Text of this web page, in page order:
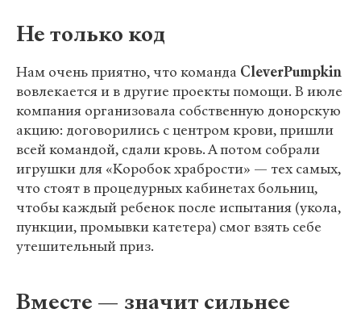
Не только код
Нам очень приятно, что команда CleverPumpkin
вовлекается и в другие проекты помощи. В июле
компания организовала собственную донорскую
акцию: договорились с центром крови, пришли
всей командой, сдали кровь. А потом собрали
игрушки для «Коробок храбрости» — тех самых,
что стоят в процедурных кабинетах больниц,
чтобы каждый ребенок после испытания (укола,
пункции, промывки катетера) смог взять себе
утешительный приз.
Вместе — значит сильнее